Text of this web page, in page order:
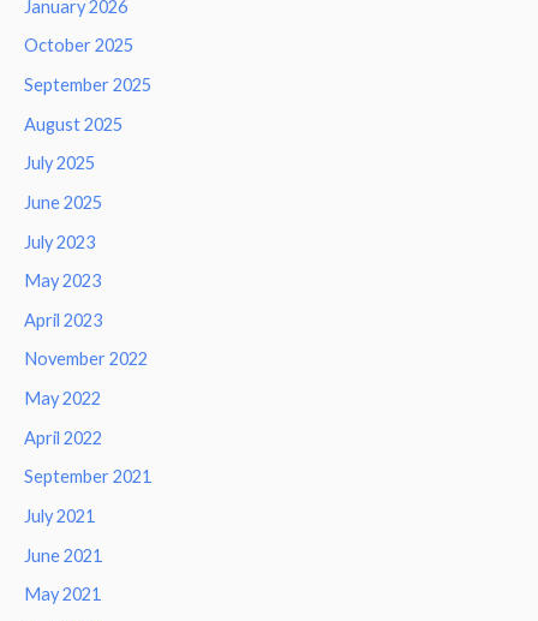
January 2026
October 2025
September 2025
August 2025
July 2025
June 2025
July 2023
May 2023
April 2023
November 2022
May 2022
April 2022
September 2021
July 2021
June 2021
May 2021